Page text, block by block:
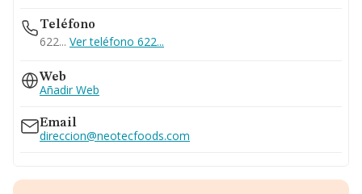
Teléfono
622... Ver teléfono 622...
Web
Añadir Web
Email
direccion@neotecfoods.com